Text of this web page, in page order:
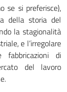
se si preferisce),
della storia del
la stagionalità
e l’irregolare
fabbricazioni di
del lavoro